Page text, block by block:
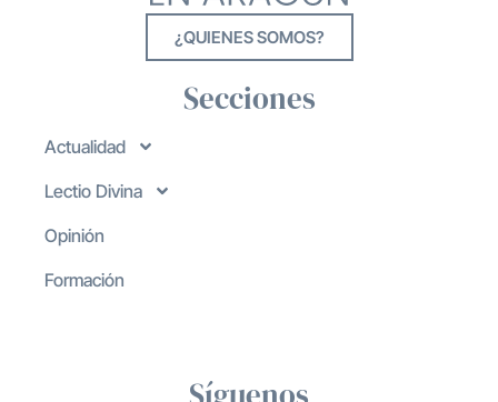
¿QUIENES SOMOS?
Secciones
Actualidad
Lectio Divina
Opinión
Formación